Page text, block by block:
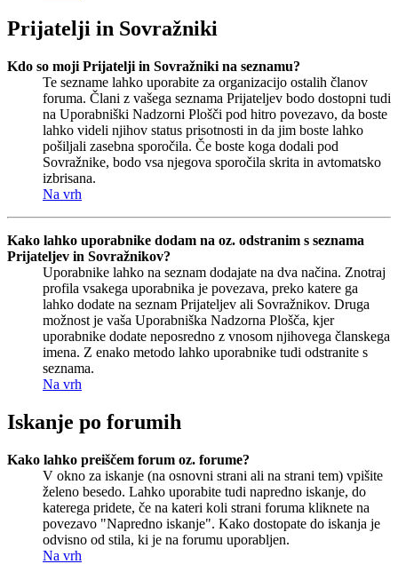
Prijatelji in Sovražniki
Kdo so moji Prijatelji in Sovražniki na seznamu?
Te sezname lahko uporabite za organizacijo ostalih članov
foruma. Člani z vašega seznama Prijateljev bodo dostopni tudi
na Uporabniški Nadzorni Plošči pod hitro povezavo, da boste
lahko videli njihov status prisotnosti in da jim boste lahko
pošiljali zasebna sporočila. Če boste koga dodali pod
Sovražnike, bodo vsa njegova sporočila skrita in avtomatsko
izbrisana.
Na vrh
Kako lahko uporabnike dodam na oz. odstranim s seznama
Prijateljev in Sovražnikov?
Uporabnike lahko na seznam dodajate na dva načina. Znotraj
profila vsakega uporabnika je povezava, preko katere ga
lahko dodate na seznam Prijateljev ali Sovražnikov. Druga
možnost je vaša Uporabniška Nadzorna Plošča, kjer
uporabnike dodate neposredno z vnosom njihovega članskega
imena. Z enako metodo lahko uporabnike tudi odstranite s
seznama.
Na vrh
Iskanje po forumih
Kako lahko preiščem forum oz. forume?
V okno za iskanje (na osnovni strani ali na strani tem) vpišite
želeno besedo. Lahko uporabite tudi napredno iskanje, do
katerega pridete, če na kateri koli strani foruma kliknete na
povezavo "Napredno iskanje". Kako dostopate do iskanja je
odvisno od stila, ki je na forumu uporabljen.
Na vrh